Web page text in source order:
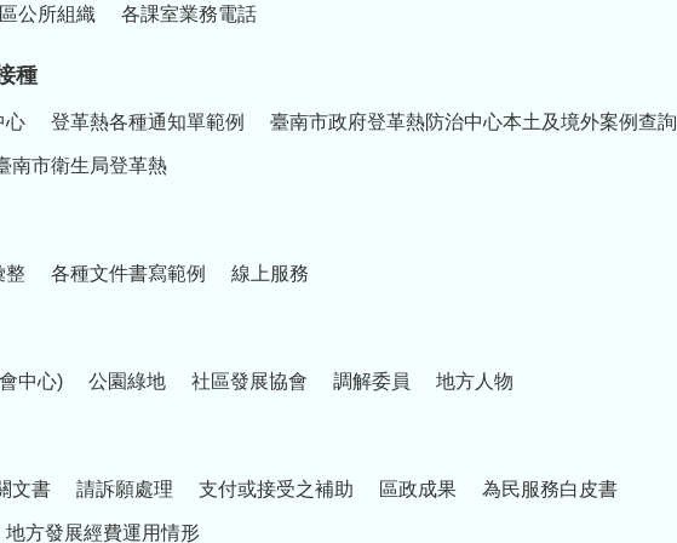
區公所組織 各課室業務電話
種
心 登革熱各種通知單範例 臺南市政府登革熱防治中心本土及境外案例查詢
南市衛生局登革熱
整 各種文件書寫範例 線上服務
中心) 公園綠地 社區發展協會 調解委員 地方人物
文書 請訴願處理 支付或接受之補助 區政成果 為民服務白皮書
地方發展經費運用情形